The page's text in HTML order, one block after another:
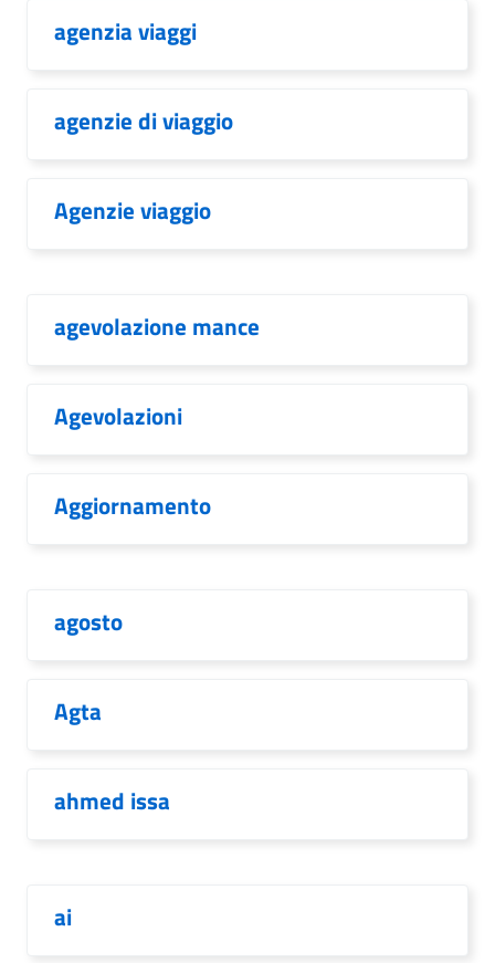
agenzia viaggi
agenzie di viaggio
Agenzie viaggio
agevolazione mance
Agevolazioni
Aggiornamento
agosto
Agta
ahmed issa
ai